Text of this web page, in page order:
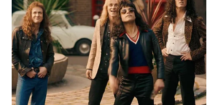
WN
NATUNA
WN
BINTAN
WN
MANDALIKA